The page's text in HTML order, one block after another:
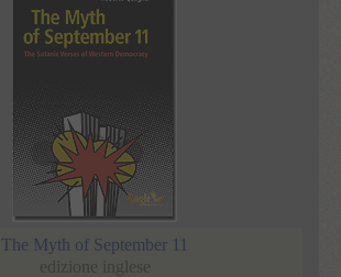
The Myth of September 11
edizione inglese